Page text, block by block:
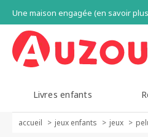
Une maison engagée (en savoir
Livres enfants
accueil jeux enfants jeux